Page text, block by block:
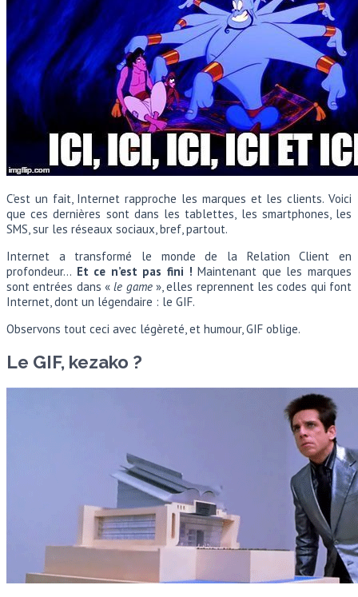
C’est un fait, Internet rapproche les marques et les clients. Voici
que ces dernières sont dans les tablettes, les smartphones, les
SMS, sur les réseaux sociaux, bref, partout.
Internet a transformé le monde de la Relation Client en
profondeur… Et ce n’est pas fini ! Maintenant que les marques
sont entrées dans «le game», elles reprennent les codes qui font
Internet, dont un légendaire : le GIF.
Observons tout ceci avec légèreté, et humour, GIF oblige.
Le GIF, kezako ?